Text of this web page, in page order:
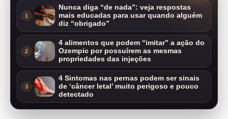
1
Nunca diga “de nada”: veja respostas
mais educadas para usar quando alguém
diz “obrigado”
2
4 alimentos que podem “imitar” a ação do
Ozempic por possuírem as mesmas
propriedades das injeções
3
4 Sintomas nas pernas podem ser sinais
de ‘câncer letal’ muito perigoso e pouco
detectado